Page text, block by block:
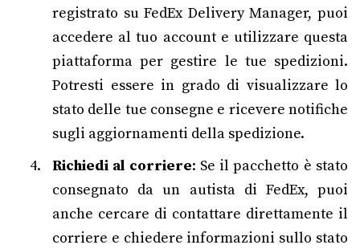
registrato su FedEx Delivery Manager, puoi
accedere al tuo account e utilizzare questa
piattaforma per gestire le tue spedizioni.
Potresti essere in grado di visualizzare lo
stato delle tue consegne e ricevere notifiche
sugli aggiornamenti della spedizione.
Richiedi al corriere: Se il pacchetto è stato
consegnato da un autista di FedEx, puoi
anche cercare di contattare direttamente il
corriere e chiedere informazioni sullo stato